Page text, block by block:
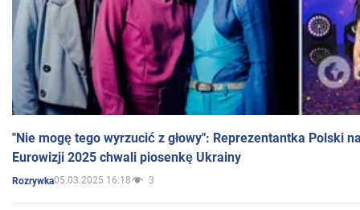
"Nie mogę tego wyrzucić z głowy": Reprezentantka Polski
Eurowizji 2025 chwali piosenkę Ukrainy
Rozrywka05.03.2025 16:18 3